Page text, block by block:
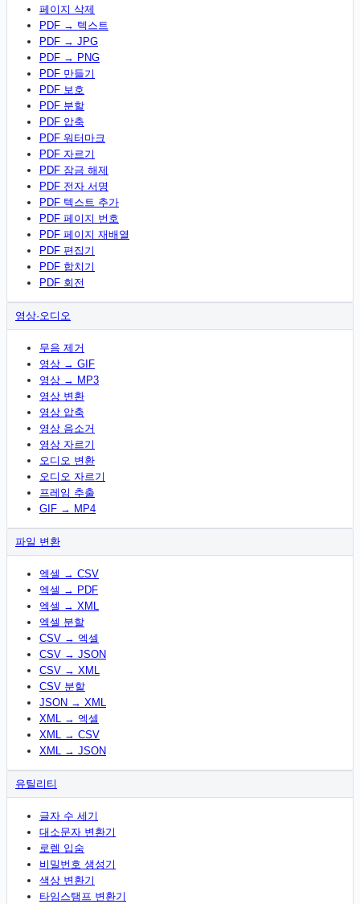
페이지 삭제
PDF → 텍스트
PDF → JPG
PDF → PNG
PDF 만들기
PDF 보호
PDF 분할
PDF 압축
PDF 워터마크
PDF 자르기
PDF 잠금 해제
PDF 전자 서명
PDF 텍스트 추가
PDF 페이지 번호
PDF 페이지 재배열
PDF 편집기
PDF 합치기
PDF 회전
영상·오디오
무음 제거
영상 → GIF
영상 → MP3
영상 변환
영상 압축
영상 음소거
영상 자르기
오디오 변환
오디오 자르기
프레임 추출
GIF → MP4
파일 변환
엑셀 → CSV
엑셀 → PDF
엑셀 → XML
엑셀 분할
CSV → 엑셀
CSV → JSON
CSV → XML
CSV 분할
JSON → XML
XML → 엑셀
XML → CSV
XML → JSON
유틸리티
글자 수 세기
대소문자 변환기
로렘 입숨
비밀번호 생성기
색상 변환기
타임스탬프 변환기